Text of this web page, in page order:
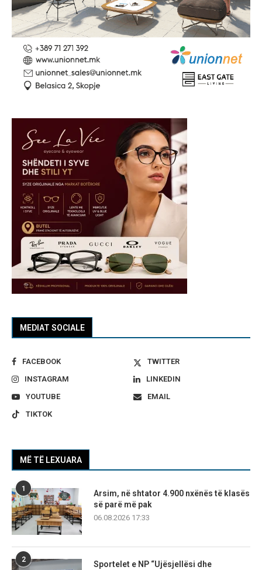
MEDIAT SOCIALE
FACEBOOK
TWITTER
INSTAGRAM
LINKEDIN
YOUTUBE
EMAIL
TIKTOK
MË TË LEXUARA
1
Arsim, në shtator 4.900 nxënës të klasës
së parë më pak
06.08.2026 17:33
2
Sportelet e NP “Ujësjellësi dhe